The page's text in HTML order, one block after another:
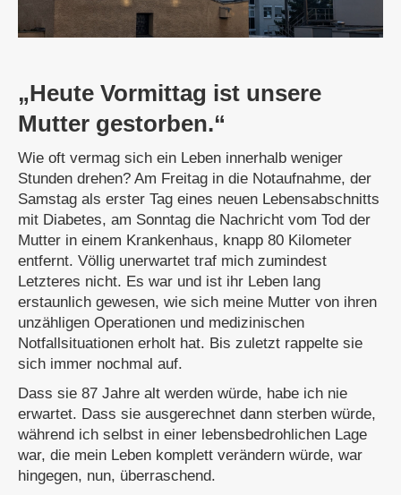
„Heute Vormittag ist unsere
Mutter gestorben.“
Wie oft vermag sich ein Leben innerhalb weniger
Stunden drehen? Am Freitag in die Notaufnahme, der
Samstag als erster Tag eines neuen Lebensabschnitts
mit Diabetes, am Sonntag die Nachricht vom Tod der
Mutter in einem Krankenhaus, knapp 80 Kilometer
entfernt. Völlig unerwartet traf mich zumindest
Letzteres nicht. Es war und ist ihr Leben lang
erstaunlich gewesen, wie sich meine Mutter von ihren
unzähligen Operationen und medizinischen
Notfallsituationen erholt hat. Bis zuletzt rappelte sie
sich immer nochmal auf.
Dass sie 87 Jahre alt werden würde, habe ich nie
erwartet. Dass sie ausgerechnet dann sterben würde,
während ich selbst in einer lebensbedrohlichen Lage
war, die mein Leben komplett verändern würde, war
hingegen, nun, überraschend.